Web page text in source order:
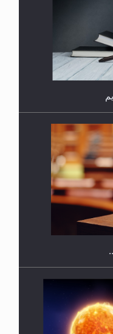
وغير
الموعود عليه